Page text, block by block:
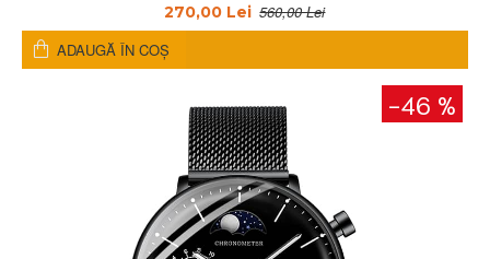
270,00 Lei 560,00 Lei
ADAUGĂ ÎN COŞ
-46 %